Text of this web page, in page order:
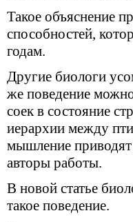
Такое объяснение
способностей,
годам.
Другие биологи
же поведение
соек в состояние
иерархии между
мышление
авторы работы.
В новой статье
такое поведение.